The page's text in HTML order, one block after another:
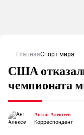
ГлавнаяСпорт мира
США
чемпионата
Антон Алексеев
Корреспондент